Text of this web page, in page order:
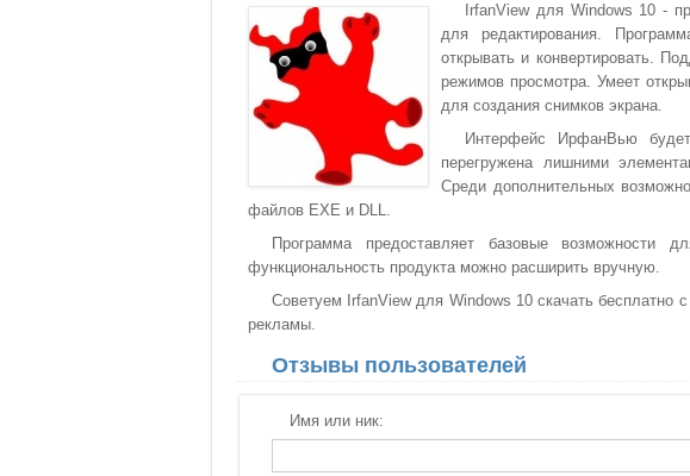
IrfanView для Windows 10 -
для редактирования.
открывать и конвертировать.
режимов просмотра. Умеет
для создания снимков экрана.
Интерфейс ИрфанВью
перегружена лишними
Среди дополнительных
файлов EXE и DLL.
Программа предоставляет базовые возможности
функциональность продукта можно расширить вручную.
Советуем IrfanView для Windows 10 скачать бесплатно
рекламы.
Отзывы пользователей
Имя или ник: